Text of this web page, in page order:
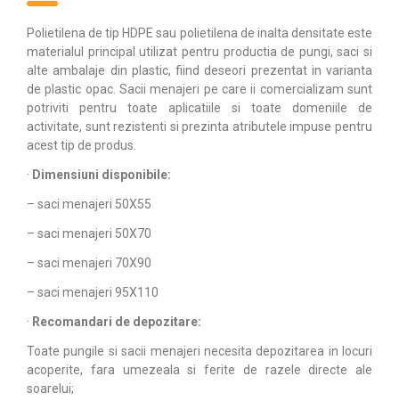
Polietilena de tip HDPE sau polietilena de inalta densitate este
materialul principal utilizat pentru productia de pungi, saci si
alte ambalaje din plastic, fiind deseori prezentat in varianta
de plastic opac. Sacii menajeri pe care ii comercializam sunt
potriviti pentru toate aplicatiile si toate domeniile de
activitate, sunt rezistenti si prezinta atributele impuse pentru
acest tip de produs.
· Dimensiuni disponibile:
– saci menajeri 50X55
– saci menajeri 50X70
– saci menajeri 70X90
– saci menajeri 95X110
· Recomandari de depozitare:
Toate pungile si sacii menajeri necesita depozitarea in locuri
acoperite, fara umezeala si ferite de razele directe ale
soarelui;